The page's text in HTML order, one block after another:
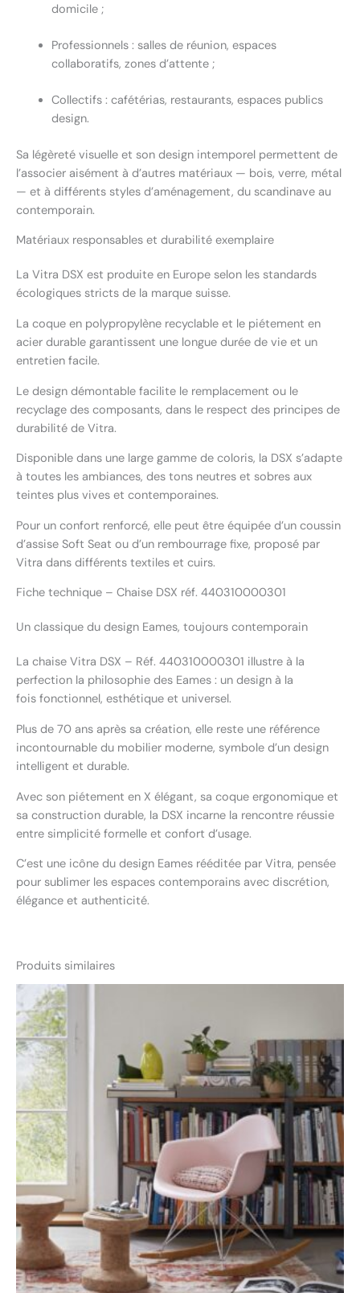
domicile ;
Professionnels : salles de réunion, espaces
collaboratifs, zones d’attente ;
Collectifs : cafétérias, restaurants, espaces publics
design.
Sa légèreté visuelle et son design intemporel permettent de
l’associer aisément à d’autres matériaux — bois, verre, métal
— et à différents styles d’aménagement, du scandinave au
contemporain.
Matériaux responsables et durabilité exemplaire
La Vitra DSX est produite en Europe selon les standards
écologiques stricts de la marque suisse.
La coque en polypropylène recyclable et le piétement en
acier durable garantissent une longue durée de vie et un
entretien facile.
Le design démontable facilite le remplacement ou le
recyclage des composants, dans le respect des principes de
durabilité de Vitra.
Disponible dans une large gamme de coloris, la DSX s’adapte
à toutes les ambiances, des tons neutres et sobres aux
teintes plus vives et contemporaines.
Pour un confort renforcé, elle peut être équipée d’un coussin
d’assise Soft Seat ou d’un rembourrage fixe, proposé par
Vitra dans différents textiles et cuirs.
Fiche technique – Chaise DSX réf. 440310000301
Un classique du design Eames, toujours contemporain
La chaise Vitra DSX – Réf. 440310000301 illustre à la
perfection la philosophie des Eames : un design à la
fois fonctionnel, esthétique et universel.
Plus de 70 ans après sa création, elle reste une référence
incontournable du mobilier moderne, symbole d’un design
intelligent et durable.
Avec son piétement en X élégant, sa coque ergonomique et
sa construction durable, la DSX incarne la rencontre réussie
entre simplicité formelle et confort d’usage.
C’est une icône du design Eames rééditée par Vitra, pensée
pour sublimer les espaces contemporains avec discrétion,
élégance et authenticité.
Produits similaires